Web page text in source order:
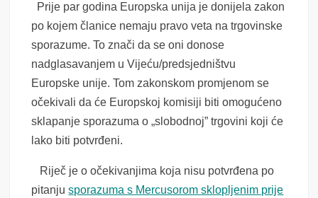
Prije par godina Europska unija je donijela zakon
po kojem članice nemaju pravo veta na trgovinske
sporazume. To znači da se oni donose
nadglasavanjem u Vijeću/predsjedništvu
Europske unije. Tom zakonskom promjenom se
očekivali da će Europskoj komisiji biti omogućeno
sklapanje sporazuma o „slobodnoj” trgovini koji će
lako biti potvrđeni.
Riječ je o očekivanjima koja nisu potvrđena po
pitanjusporazuma s Mercusorom sklopljenim prije